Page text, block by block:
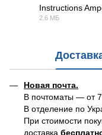
Instructions
2.6 МБ
Новая почта.
В почтоматы — от
В отделение по
При стоимости
доставка